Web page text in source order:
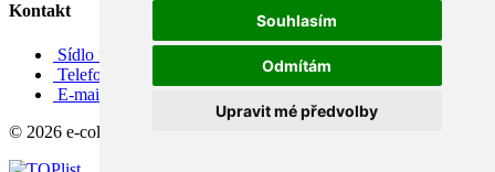
Souhlasím
Odmítám
Upravit mé předvolby
Kontakt
Sídlo firmy: Boženy Němcové 739/1, Svitavy 568 02, CZ
Telefon: +420 608 449 590
E-mail: info@e-color.cz
© 2026 e-color.cz